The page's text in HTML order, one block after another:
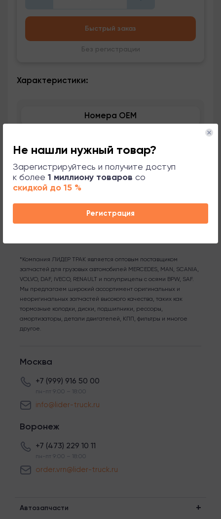
Не нашли нужный товар?
Зарегистрируйтесь и получите доступ
к более 1 миллиону товаров со
скидкой до 15 %
Регистрация
Быстрый заказ
Без регистрации
Характеристики:
Номера OEM
Сопутствующие товары
*Компания ЛИДЕР ТРАК является оптовым поставщиком
запчастей для грузовых автомобилей MERCEDES, MAN, SCANIA,
VOLVO, DAF, IVECO, RENAULT и полуприцепы с осями BPW, SAF.
Мы предлагаем широкий ассортимент оригинальных и
неоригинальных запчастей высокого качества, таких как
тормозные колодки, диски, подшипники, рессоры,
амортизаторы, детали двигателей, КПП, фильтры и многое
другое.
Москва
+7 (999) 916 50 00
пн-пт 9:00 – 18:00
info@lider-truck.ru
Воронеж
+7 (473) 229 10 11
пн-пт 9:00 – 18:00
order.vrn@lider-truck.ru
Автозапчасти